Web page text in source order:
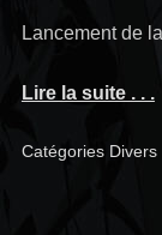
Lancement de
Lire la suite . . .
Catégories Divers